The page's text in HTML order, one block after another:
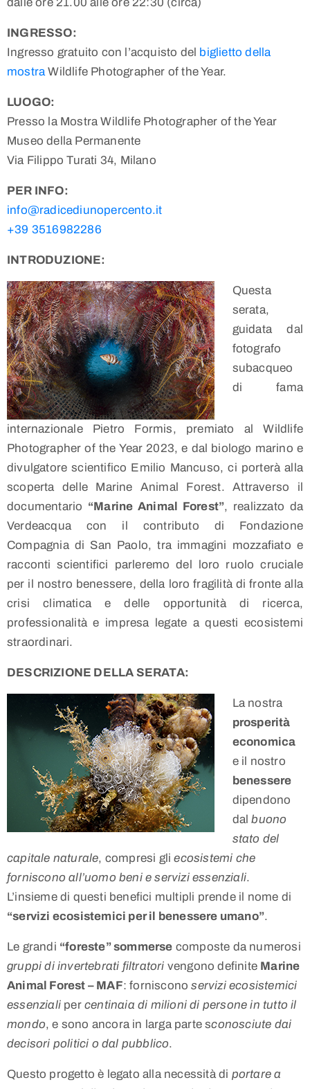
INGRESSO:
Ingresso gratuito con l’acquisto del biglietto della
mostra Wildlife Photographer of the Year.
LUOGO:
Presso la Mostra Wildlife Photographer of the Year
Museo della Permanente
Via Filippo Turati 34, Milano
PER INFO:
info@radicediunopercento.it
+39 3516982286
INTRODUZIONE:
Questa
serata,
guidata dal
fotografo
subacqueo
di fama
internazionale Pietro Formis, premiato al Wildlife
Photographer of the Year 2023, e dal biologo marino e
divulgatore scientifico Emilio Mancuso, ci porterà alla
scoperta delle Marine Animal Forest. Attraverso il
documentario “Marine Animal Forest”, realizzato da
Verdeacqua con il contributo di Fondazione
Compagnia di San Paolo, tra immagini mozzafiato e
racconti scientifici parleremo del loro ruolo cruciale
per il nostro benessere, della loro fragilità di fronte alla
crisi climatica e delle opportunità di ricerca,
professionalità e impresa legate a questi ecosistemi
straordinari.
DESCRIZIONE DELLA SERATA:
La nostra
prosperità
economica
e il nostro
benessere
dipendono
dalbuono
stato del
capitale naturale, compresi gliecosistemi che
forniscono all’uomo beni e servizi essenziali.
L’insieme di questi benefici multipli prende il nome di
“servizi ecosistemici per il benessere umano”.
Le grandi “foreste” sommerse composte da numerosi
gruppi di invertebrati filtratori vengono definite Marine
Animal Forest – MAF: fornisconoservizi ecosistemici
essenziali per centinaia di milioni di persone in tutto il
mondo, e sono ancora in larga parte sconosciute dai
decisori politici o dal pubblico.
Questo progetto è legato alla necessità di portare a